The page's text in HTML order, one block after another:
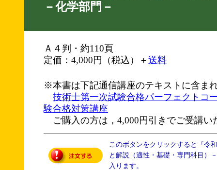
－化学部門－
Ａ４判・約110頁
定価：4,000円（税込）＋送料
※本書は下記通信講座のテキストに含ま
技術士第一次試験合格パーフェクトコ
験合格対策講座
ご購入の方は，4,000円引きでご受講い
このボタンをクリックすると『令
と解説（適性・基礎・専門科目）
入ります。